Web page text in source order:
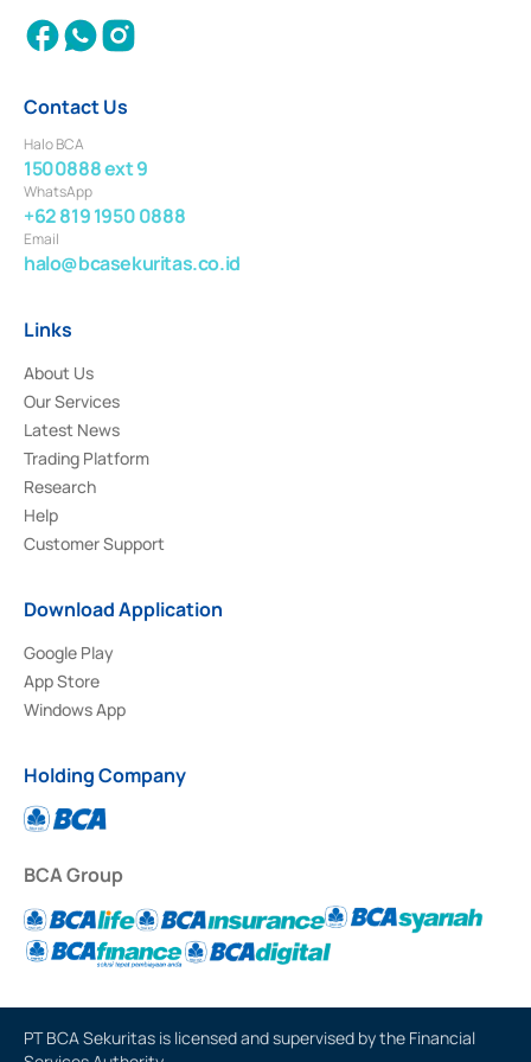
Contact Us
Halo BCA
1500888 ext 9
WhatsApp
+62 819 1950 0888
Email
halo@bcasekuritas.co.id
Links
About Us
Our Services
Latest News
Trading Platform
Research
Help
Customer Support
Download Application
Google Play
App Store
Windows App
Holding Company
BCA Group
PT BCA Sekuritas is licensed and supervised by the Financial